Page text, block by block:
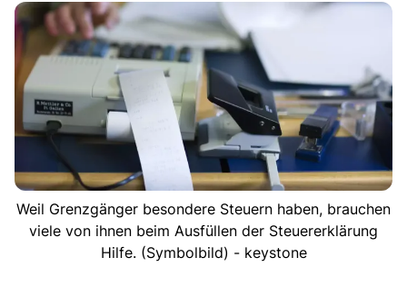
Weil Grenzgänger besondere Steuern haben, brauchen
viele von ihnen beim Ausfüllen der Steuererklärung
Hilfe. (Symbolbild) - keystone